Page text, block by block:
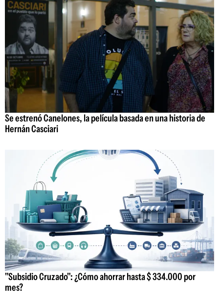
Se estrenó Canelones, la película basada en una historia de
Hernán Casciari
"Subsidio Cruzado": ¿Cómo ahorrar hasta $ 334.000 por
mes?